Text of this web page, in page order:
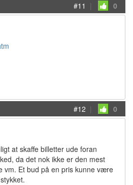
#11 | 0
#12 | 0
at skaffe billetter ude foran
da det nok ikke er den mest
vm. Et bud på en pris kunne være